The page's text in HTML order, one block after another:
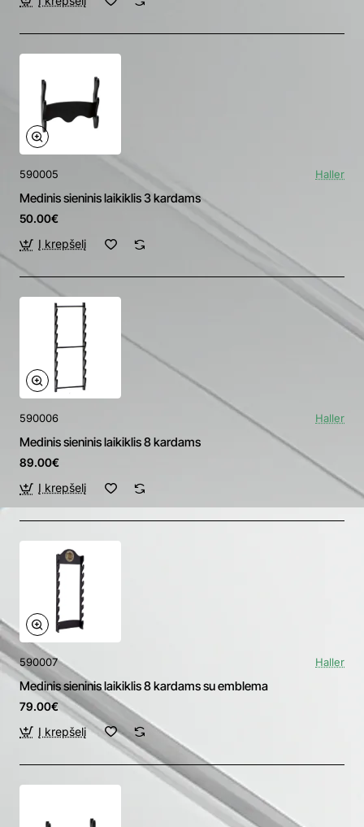
590005 Haller
Medinis sieninis laikiklis 3 kardams
50.00€
Į krepšelį
590006 Haller
Medinis sieninis laikiklis 8 kardams
89.00€
Į krepšelį
590007 Haller
Medinis sieninis laikiklis 8 kardams su emblema
79.00€
Į krepšelį